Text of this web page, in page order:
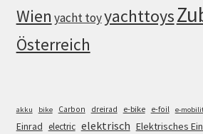
Wien yacht toyyachttoys
Österreich
akku bike Carbon dreirad e-bike e-foil e-
Einrad electric elektrisch Elektrisches